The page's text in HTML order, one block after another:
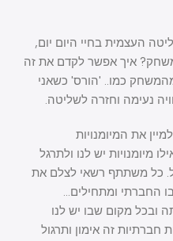
העצמית בחיי היום יום,
איך אפשר לקדם את זה
כמו.. 'הורס' כשאני
נעימה וחזרה לשליטה.
את המיומנויות
מיומנויות יש לנו ולתרגל
כל משתתף רשאי לצלם את
החברתי ומתחילים…
ובכל מקום שבו יש לנו
חברתיות זה אימון ותרגול